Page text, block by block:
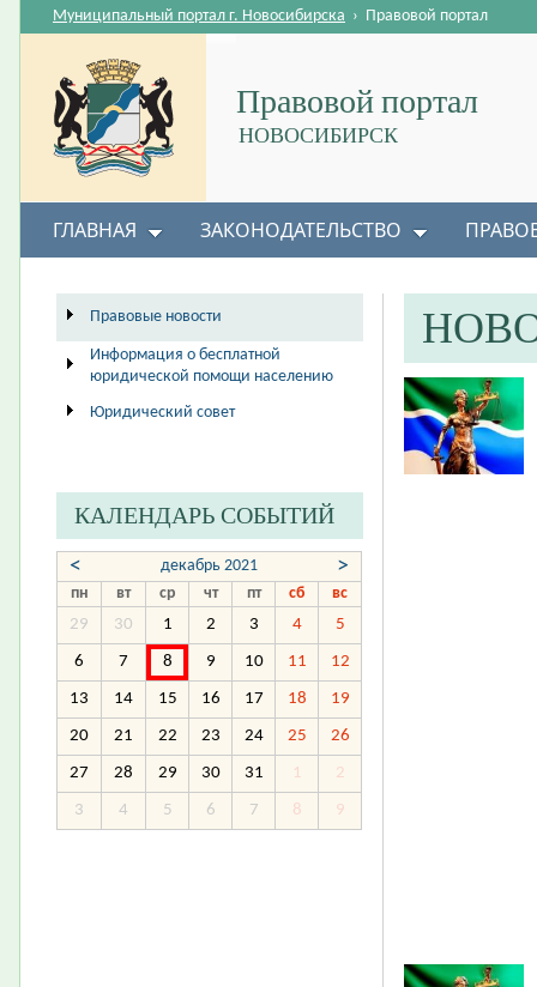
Правовой портал
НОВОСИБИРСК
Муниципальный портал г. Новосибирска › Правовой портал
ГЛАВНАЯ ЗАКОНОДАТЕЛЬСТВО
Правовые новости
Информация о бесплатной
юридической помощи населению
Юридический совет
КАЛЕНДАРЬ СОБЫТИЙ
< декабрь 2021 >
пн вт ср чт пт сб
вс
29
30 1 2 3 4 5
6 7 8 9 10 11 12
13 14 15 16 17 18 19
20 21 22 23 24 25 26
27 28 29 30 31 1 2
3 4 5 6 7 8 9